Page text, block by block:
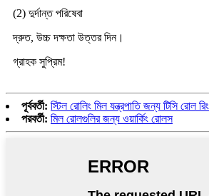
(2) দুর্দান্ত পরিষেবা
দ্রুত, উচ্চ দক্ষতা উত্তর দিন।
গ্রাহক সুপ্রিম!
পূর্ববর্তী: স্টিল রোলিং মিল যন্ত্রপাতি জন্য টিসি রোল
পরবর্তী: মিল রোলগুলির জন্য ওয়ার্কিং রোলস